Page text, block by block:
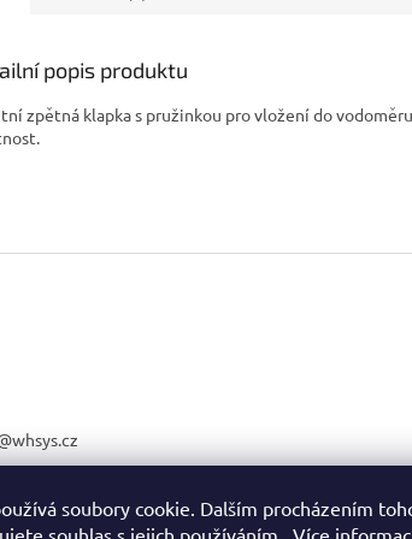
soubory cookie. Dalším procházením
souhlas s jejich používáním.. Více
popis produktu
zpětná klapka s pružinkou pro vložení do
whsys.cz